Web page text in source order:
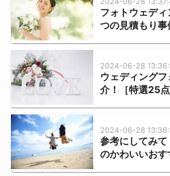
ムカデ・ヤスデ・ゲジゲジ駆
水のトラブル
水道のつまり修理
浄水器の取付・交換
水道蛇口交換
水道の水漏れ修理
シャワーヘッド・シャワーホ
排水管洗浄
トイレの故障・修理
フォトウェデ
つの見積もり事
2024-06-28
ウェディング
介！［特選25点
2024-06-28
参考にしてみ
のかわいいおす